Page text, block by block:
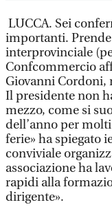
LUCCA. Sei
importanti.
interprovinciale
Confcommercio
Giovanni Cordoni,
Il presidente non
mezzo, come si
dell’anno per
ferie» ha spiegato
conviviale
associazione ha
rapidi alla
dirigente».